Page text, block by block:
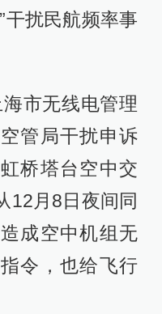
干扰民航频率事
市无线电管理
管局干扰申诉
桥塔台空中交
12月8日夜间同
成空中机组无
令，也给飞行